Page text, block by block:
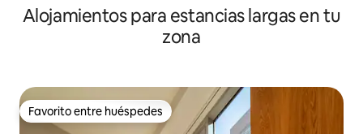
Alojamientos para estancias largas en tu
zona
Favorito entre huéspedes
Favorito entre huéspedes